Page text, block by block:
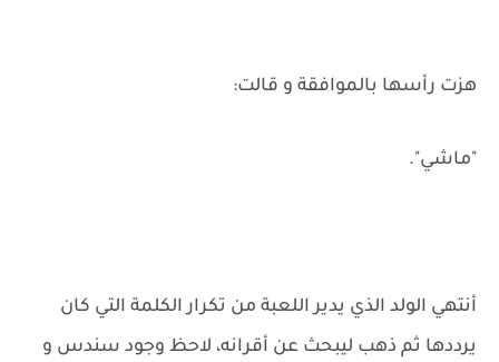
هزت رأسها بالموافقة و قالت:
"ماشي".
أنتهي الولد الذي يدير اللعبة من تكرار الكلمة التي كان
يرددها ثم ذهب ليبحث عن أقرانه، لاحظ وجود سندس و